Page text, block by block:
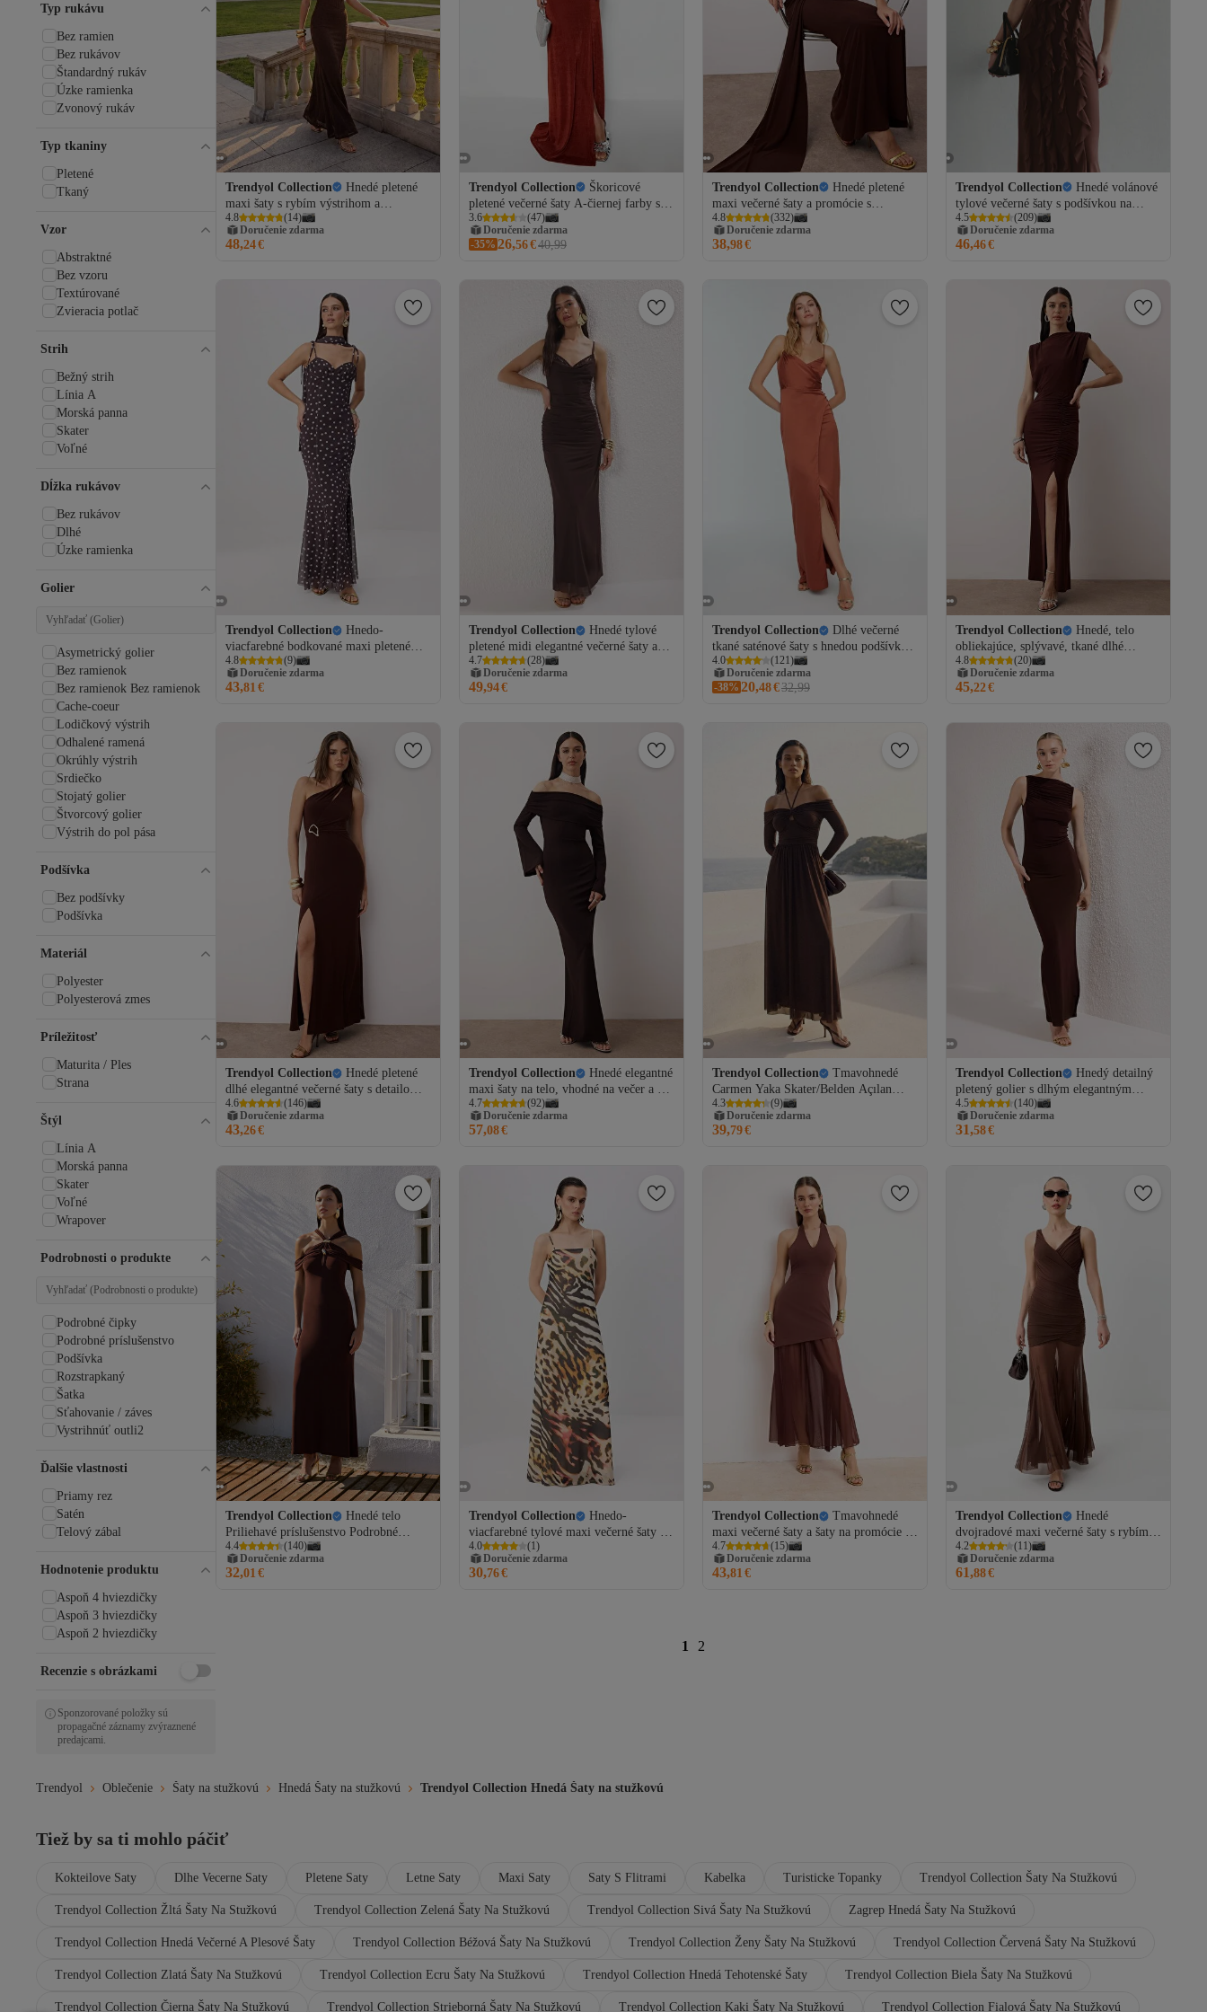
Trendyol Collection
Hnedé pletené
maxi šaty s rybím výstrihom a
srdiečkovým výstrihom na večer a na
promócie TPRSS26AE00150
4.8 (14)
Doručenie zdarma
48,24€
Trendyol Collection
Škoricové
pletené večerné šaty A-čiernej farby s
trblietavými doplnkami
TPRSS23AE00014
3.6 (47)
Doručenie zdarma
-35% 26,56€40,99
Trendyol Collection
Hnedé pletené
maxi večerné šaty a promócie s
detailom doplnku na telo
TPRSS25AE00182
4.8 (332)
Doručenie zdarma
38,98€
Trendyol Collection
Hnedé volánové
tylové večerné šaty s podšívkou na
promócie TPRSS25AE00063
4.5 (209)
Doručenie zdarma
46,46€
Trendyol Collection
Hnedo-
viacfarebné bodkované maxi pletené
večerné šaty a šaty na promócie s
výstrihom do srdca TPRSS26AE00158
4.8 (9)
Doručenie zdarma
43,81 €
Trendyol Collection
Hnedé tylové
pletené midi elegantné večerné šaty a
maturitné šaty TPRSS25AE00114
4.7 (28)
Doručenie zdarma
49,94€
Trendyol Collection
Dlhé večerné
tkané saténové šaty s hnedou podšívkou
TPRSS21AE0065
4.0 (121)
Doručenie zdarma
-38% 20,48€32,99
Trendyol Collection
Hnedé, telo
obliekajúce, splývavé, tkané dlhé
elegantné spoločenské šaty
TPRSS24AE00226
4.8 (20)
Doručenie zdarma
45,22€
Trendyol Collection
Hnedé pletené
dlhé elegantné večerné šaty s detailom
doplnku na telo TPRSS25AE00016
4.6 (146)
Doručenie zdarma
43,26€
Trendyol Collection
Hnedé elegantné
maxi šaty na telo, vhodné na večer a na
promócie TPRSS24AE00204
4.7 (92)
Doručenie zdarma
57,08€
Trendyol Collection
Tmavohnedé
Carmen Yaka Skater/Belden Açılan
Maxi pletené večerné šaty a šaty na
promócie TPRSS26AE00001
4.3 (9)
Doručenie zdarma
39,79€
Trendyol Collection
Hnedý detailný
pletený golier s dlhým elegantným
večerným štýlovým večerným šatom
TPRSS25AE00121
4.5 (140)
Doručenie zdarma
31,58€
Trendyol Collection
Hnedé telo
Priliehavé príslušenstvo Podrobné
pletené dlhé elegantné večerné šaty
Nočné maturitné šaty
TPRSS25AE00015
4.4 (140)
Doručenie zdarma
32,01 €
Trendyol Collection
Hnedo-
viacfarebné tylové maxi večerné šaty s
zvieracím vzorom a ramienkami & šaty
na promócie TPRSS26AE00208
4.0 (1)
Doručenie zdarma
30,76€
Trendyol Collection
Tmavohnedé
maxi večerné šaty a šaty na promócie s
ohlávkovým výstrihom a rovným
strihom TPRSS26AE00029
4.7 (15)
Doručenie zdarma
43,81 €
Trendyol Collection
Hnedé
dvojradové maxi večerné šaty s rybím
strihom a šaty na promócie
TPRSS26AE00080
4.2 (11)
Doručenie zdarma
61,88€
1 2
Typ rukávu
Bez ramien
Bez rukávov
Štandardný rukáv
Úzke ramienka
Zvonový rukáv
Typ tkaniny
Pletené
Tkaný
Vzor
Abstraktné
Bez vzoru
Textúrované
Zvieracia potlač
Strih
Bežný strih
Línia A
Morská panna
Skater
Voľné
Dĺžka rukávov
Bez rukávov
Dlhé
Úzke ramienka
Golier
Asymetrický golier
Bez ramienok
Bez ramienok Bez ramienok
Cache-coeur
Lodičkový výstrih
Odhalené ramená
Okrúhly výstrih
Srdiečko
Stojatý golier
Štvorcový golier
Výstrih do pol pása
Výstrih do V
Podšívka
Bez podšívky
Podšívka
Materiál
Polyester
Polyesterová zmes
Príležitosť
Maturita / Ples
Strana
Štýl
Línia A
Morská panna
Skater
Voľné
Wrapover
Podrobnosti o produkte
Podrobné čipky
Podrobné príslušenstvo
Podšívka
Rozstrapkaný
Šatka
Sťahovanie / záves
Vystrihnúť outli2
Ďalšie vlastnosti
Priamy rez
Satén
Telový zábal
Hodnotenie produktu
Aspoň 4 hviezdičky
Aspoň 3 hviezdičky
Aspoň 2 hviezdičky
Recenzie s obrázkami
Sponzorované položky sú
propagačné záznamy zvýraznené
predajcami.
Trendyol Oblečenie Šaty na stužkovú Hnedá Šaty na stužkovú Trendyol Collection Hnedá Šaty na stužkovú
Tiež by sa ti mohlo páčiť
Kokteilove Saty Dlhe Vecerne Saty Pletene Saty Letne Saty Maxi Saty Saty S Flitrami Kabelka Turisticke Topanky Trendyol Collection Šaty Na Stužkovú
Trendyol Collection Žltá Šaty Na Stužkovú Trendyol Collection Zelená Šaty Na Stužkovú Trendyol Collection Sivá Šaty Na Stužkovú Zagrep Hnedá Šaty Na Stužkovú
Trendyol Collection Hnedá Večerné A Plesové Šaty Trendyol Collection Béžová Šaty Na Stužkovú Trendyol Collection Ženy Šaty Na Stužkovú Trendyol Collection Červená Šaty Na Stužkovú
Trendyol Collection Zlatá Šaty Na Stužkovú Trendyol Collection Ecru Šaty Na Stužkovú Trendyol Collection Hnedá Tehotenské Šaty Trendyol Collection Biela Šaty Na Stužkovú
Trendyol Collection Čierna Šaty Na Stužkovú Trendyol Collection Strieborná Šaty Na Stužkovú Trendyol Collection Kaki Šaty Na Stužkovú Trendyol Collection Fialová Šaty Na Stužkovú